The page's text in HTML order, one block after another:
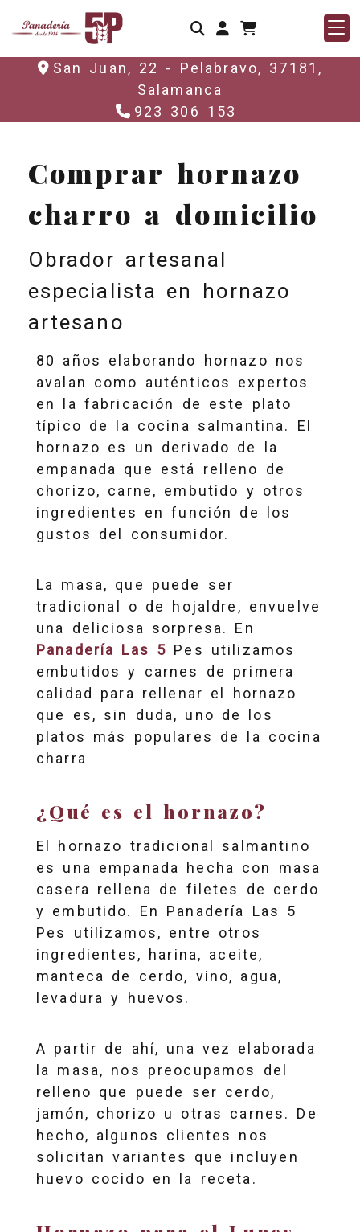
Identifícate
San Juan, 22 - Pelabravo, 37181,
Salamanca
923 306 153
Comprar hornazo
charro a domicilio
Obrador artesanal
especialista en hornazo
artesano
80 años elaborando hornazo nos
avalan como auténticos expertos
en la fabricación de este plato
típico de la cocina salmantina. El
hornazo es un derivado de la
empanada que está relleno de
chorizo, carne, embutido y otros
ingredientes en función de los
gustos del consumidor.
La masa, que puede ser
tradicional o de hojaldre, envuelve
una deliciosa sorpresa. En
Panadería Las 5 Pes utilizamos
embutidos y carnes de primera
calidad para rellenar el hornazo
que es, sin duda, uno de los
platos más populares de la cocina
charra
¿Qué es el hornazo?
El hornazo tradicional salmantino
es una empanada hecha con masa
casera rellena de filetes de cerdo
y embutido. En Panadería Las 5
Pes utilizamos, entre otros
ingredientes, harina, aceite,
manteca de cerdo, vino, agua,
levadura y huevos.
A partir de ahí, una vez elaborada
la masa, nos preocupamos del
relleno que puede ser cerdo,
jamón, chorizo u otras carnes. De
hecho, algunos clientes nos
solicitan variantes que incluyen
huevo cocido en la receta.